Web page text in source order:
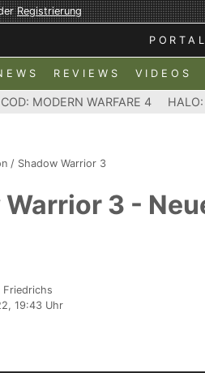
Registrierung
PORTAL
REVIEWS VIDEOS
COD: MODERN WARFARE 4
/ Shadow Warrior 3
3 -
Friedrichs
19:43 Uhr